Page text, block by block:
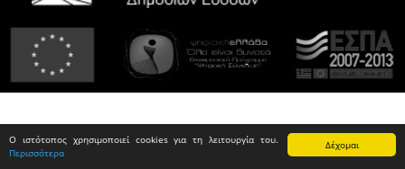
Δέχομαι
Ο ιστότοπος χρησιμοποιεί cookies για τη λειτουργία του.
Περισσότερα